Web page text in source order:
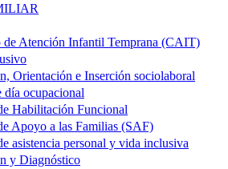
de Atención Infantil Temprana (CAIT)
Orientación e Inserción sociolaboral
día ocupacional
Habilitación Funcional
Apoyo a las Familias (SAF)
asistencia personal y vida inclusiva
y Diagnóstico